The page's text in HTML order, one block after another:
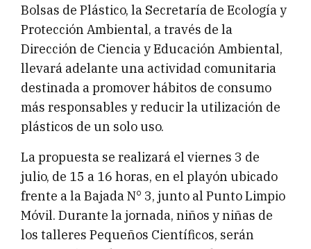
Bolsas de Plástico, la Secretaría de Ecología y
Protección Ambiental, a través de la
Dirección de Ciencia y Educación Ambiental,
llevará adelante una actividad comunitaria
destinada a promover hábitos de consumo
más responsables y reducir la utilización de
plásticos de un solo uso.
La propuesta se realizará el viernes 3 de
julio, de 15 a 16 horas, en el playón ubicado
frente a la Bajada N° 3, junto al Punto Limpio
Móvil. Durante la jornada, niños y niñas de
los talleres Pequeños Científicos, serán